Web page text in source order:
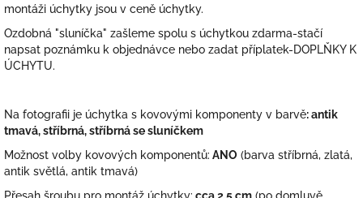
montáži úchytky jsou v ceně úchytky.
Ozdobná "sluníčka" zašleme spolu s úchytkou zdarma-stačí
napsat poznámku k objednávce nebo zadat příplatek-DOPLŇKY K
ÚCHYTU.
Na fotografii je úchytka s kovovými komponenty v barvě: antik
tmavá, stříbrná, stříbrná se sluníčkem
Možnost volby kovových komponentů: ANO (barva stříbrná, zlatá,
antik světlá, antik tmavá)
Přesah šroubu pro montáž úchytky: cca 2,5 cm (po domluvě